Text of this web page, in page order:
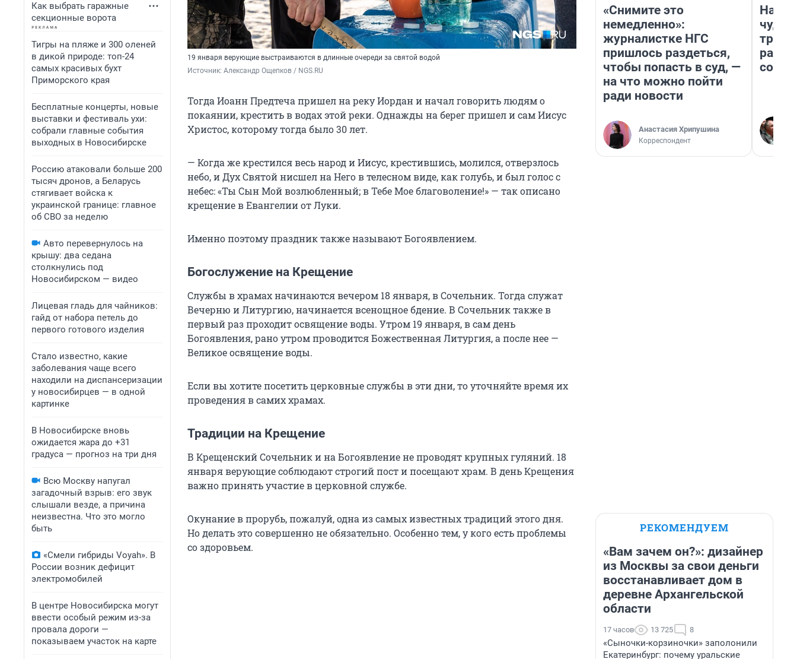
Как выбрать гаражные
секционные ворота
Тигры на пляже и 300 оленей
в дикой природе: топ-24
самых красивых бухт
Приморского края
Бесплатные концерты, новые
выставки и фестиваль ухи:
собрали главные события
выходных в Новосибирске
Россию атаковали больше 200
тысяч дронов, а Беларусь
стягивает войска к
украинской границе: главное
об СВО за неделю
Авто перевернулось на
крышу: два седана
столкнулись под
Новосибирском — видео
Лицевая гладь для чайников:
гайд от набора петель до
первого готового изделия
Стало известно, какие
заболевания чаще всего
находили на диспансеризации
у новосибирцев — в одной
картинке
В Новосибирске вновь
ожидается жара до +31
градуса — прогноз на три дня
Всю Москву напугал
загадочный взрыв: его звук
слышали везде, а причина
неизвестна. Что это могло
быть
«Смели гибриды Voyah». В
России возник дефицит
электромобилей
В центре Новосибирска могут
ввести особый режим из-за
провала дороги —
показываем участок на карте
19 января верующие выстраиваются в длинные очереди за святой водой
Источник: Александр Ощепков / NGS.RU
Тогда Иоанн Предтеча пришел на реку Иордан и начал говорить людям о
покаянии, крестить в водах этой реки. Однажды на берег пришел и сам Иисус
Христос, которому тогда было 30 лет.
— Когда же крестился весь народ и Иисус, крестившись, молился, отверзлось
небо, и Дух Святой нисшел на Него в телесном виде, как голубь, и был голос с
небес: «Ты Сын Мой возлюбленный; в Тебе Мое благоволение!» — так описано
крещение в Евангелии от Луки.
Именно поэтому праздник также называют Богоявлением.
Богослужение на Крещение
Службы в храмах начинаются вечером 18 января, в Сочельник. Тогда служат
Вечерню и Литургию, начинается всенощное бдение. В Сочельник также в
первый раз проходит освящение воды. Утром 19 января, в сам день
Богоявления, рано утром проводится Божественная Литургия, а после нее —
Великое освящение воды.
Если вы хотите посетить церковные службы в эти дни, то уточняйте время их
проведения в самих храмах.
Традиции на Крещение
В Крещенский Сочельник и на Богоявление не проводят крупных гуляний. 18
января верующие соблюдают строгий пост и посещают храм. В день Крещения
важно принять участие в церковной службе.
Окунание в прорубь, пожалуй, одна из самых известных традиций этого дня.
Но делать это совершенно не обязательно. Особенно тем, у кого есть проблемы
со здоровьем.
«Снимите это
немедленно»:
журналистке НГС
пришлось раздеться,
чтобы попасть в суд, —
на что можно пойти
ради новости
Анастасия Хрипушина
Корреспондент
РЕКОМЕНДУЕМ
«Вам зачем он?»: дизайнер
из Москвы за свои деньги
восстанавливает дом в
деревне Архангельской
области
17 часов 13 725 8
«Сыночки-корзиночки» заполонили
Екатеринбург: почему уральские